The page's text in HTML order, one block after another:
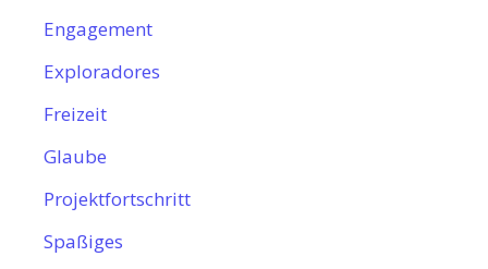
Engagement
Exploradores
Freizeit
Glaube
Projektfortschritt
Spaßiges